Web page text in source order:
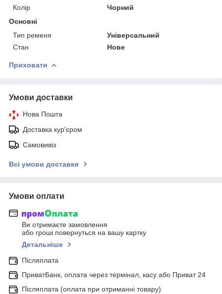
Колір
Чорний
Основні
Тип ременя
Універсальний
Стан
Нове
Приховати
Умови доставки
Нова Пошта
Доставка кур'єром
Самовивіз
Всі умови доставки
Умови оплати
Ви отримаєте замовлення
або гроші повернуться на вашу картку
Детальніше
Післяплата
ПриватБанк, оплата через термінал, касу або Приват 24
Післяплата (оплата при отриманні товару).